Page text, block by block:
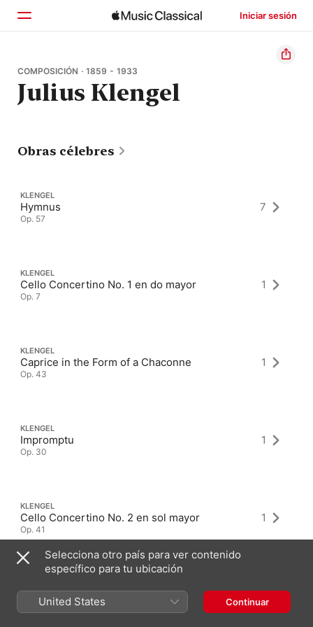
Iniciar sesión
Inicio
Explorar
COMPOSICIÓN · 1859 - 1933
Julius Klengel
Obras célebres
KLENGEL
Hymnus
Op. 57
7
KLENGEL
Cello Concertino No. 1 en do mayor
Op. 7
1
KLENGEL
Caprice in the Form of a Chaconne
Op. 43
1
KLENGEL
Impromptu
Op. 30
1
KLENGEL
Cello Concertino No. 2 en sol mayor
Op. 41
1
Selecciona otro país para ver contenido
específico para tu ubicación
United States Continuar